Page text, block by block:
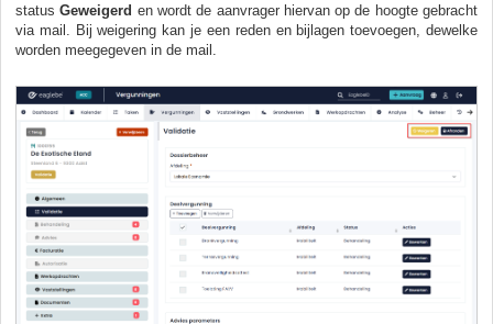
statusGeweigerd en wordt de aanvrager hiervan op de hoogte gebracht
via mail. Bij weigering kan je een reden en bijlagen toevoegen, dewelke
worden meegegeven in de mail.